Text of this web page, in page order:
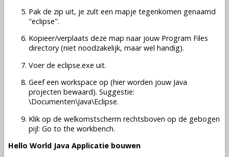
Pak de zip uit, je zult een mapje tegenkomen genaamd
"eclipse".
Kopieer/verplaats deze map naar jouw Program Files
directory (niet noodzakelijk, maar wel handig).
Voer de eclipse.exe uit.
Geef een workspace op (hier worden jouw Java
projecten bewaard). Suggestie:
\Documenten\Java\Eclipse.
Klik op de welkomstscherm rechtsboven op de gebogen
pijl: Go to the workbench.
Hello World Java Applicatie bouwen